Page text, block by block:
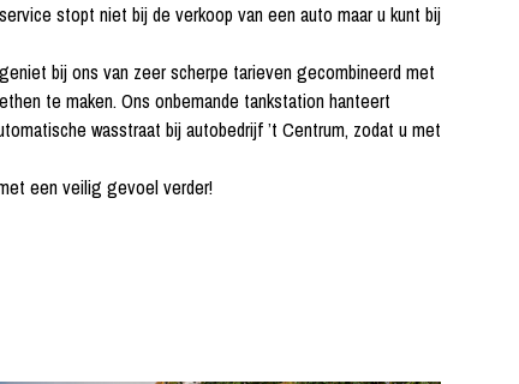
stopt niet bij de verkoop van een auto maar u kunt bij
bij ons van zeer scherpe tarieven gecombineerd met
te maken. Ons onbemande tankstation hanteert
wasstraat bij autobedrijf ’t Centrum, zodat u met
een veilig gevoel verder!